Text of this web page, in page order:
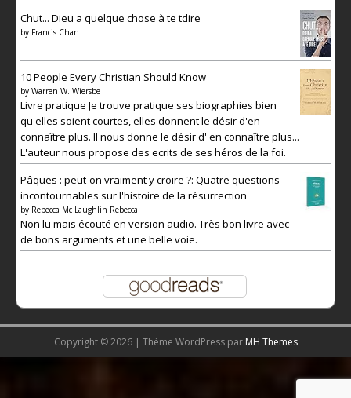
Chut... Dieu a quelque chose à te tdire
by Francis Chan
10 People Every Christian Should Know
by Warren W. Wiersbe
Livre pratique Je trouve pratique ses biographies bien
qu'elles soient courtes, elles donnent le désir d'en
connaître plus. Il nous donne le désir d' en connaître plus...
L'auteur nous propose des ecrits de ses héros de la foi.
Pâques : peut-on vraiment y croire ?: Quatre questions
incontournables sur l'histoire de la résurrection
by Rebecca Mc Laughlin Rebecca
Non lu mais écouté en version audio. Très bon livre avec
de bons arguments et une belle voie.
Copyright © 2026 | Thème WordPress par MH Themes